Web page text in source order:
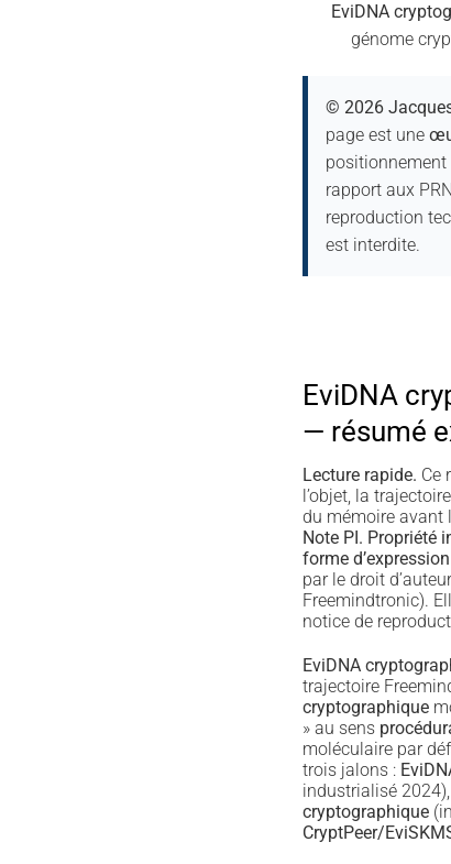
EviDNA
génome
© 2026
page est une
positionnement
rapport aux
reproduction
est interdite.
EviDNA
— résumé
Lecture rapide. Ce
l’objet, la
du mémoire avant
Note PI. Propriété
forme d’expression
par le droit
Freemindtronic).
notice de
EviDNA
trajectoire
cryptographique
» au sens
moléculaire par
trois jalons :
industrialisé 2024),
cryptographique
CryptPeer/